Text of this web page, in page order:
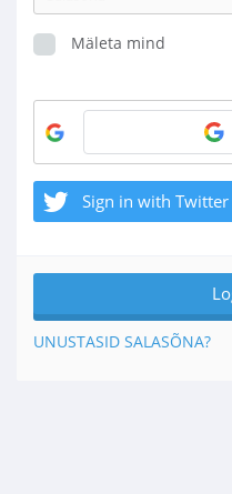
Mäleta mind
Sign in with Twitter
UNUSTASID SALASÕNA?